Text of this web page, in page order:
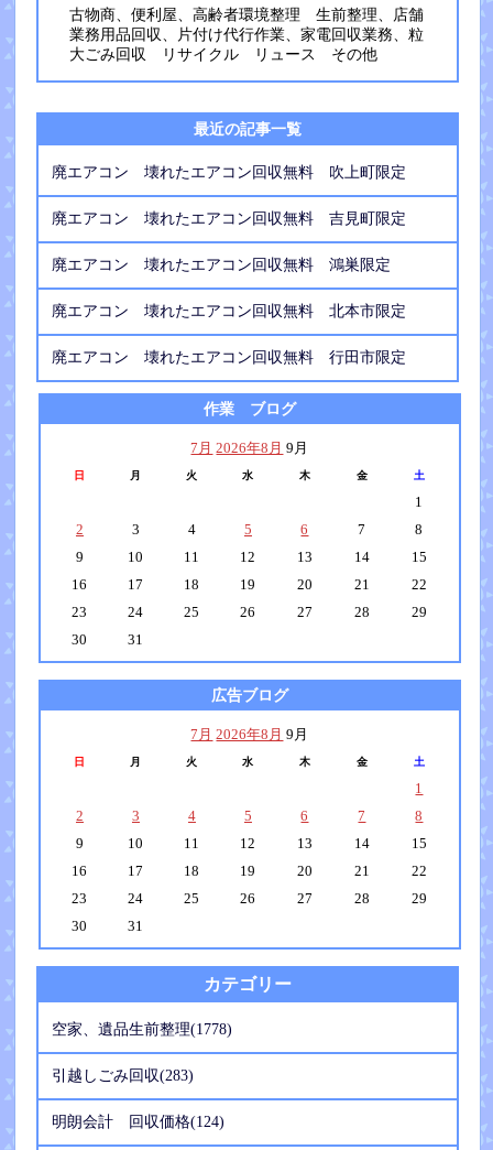
古物商、便利屋、高齢者環境整理 生前整理、店舗
業務用品回収、片付け代行作業、家電回収業務、粒
大ごみ回収 リサイクル リュース その他
最近の記事一覧
廃エアコン 壊れたエアコン回収無料 吹上町限定
廃エアコン 壊れたエアコン回収無料 吉見町限定
廃エアコン 壊れたエアコン回収無料 鴻巣限定
廃エアコン 壊れたエアコン回収無料 北本市限定
廃エアコン 壊れたエアコン回収無料 行田市限定
作業 ブログ
7月 2026年8月 9月
日 月 火 水 木 金 土
1
2
3 4 5 6 7
8
9
10 11 12 13 14
15
16
17 18 19 20 21
22
23
24 25 26 27 28
29
30
31
広告ブログ
7月 2026年8月 9月
日 月 火 水 木 金 土
1
2
3 4 5 6 7
8
9
10 11 12 13 14
15
16
17 18 19 20 21
22
23
24 25 26 27 28
29
30
31
カテゴリー
空家、遺品生前整理(1778)
引越しごみ回収(283)
明朗会計 回収価格(124)